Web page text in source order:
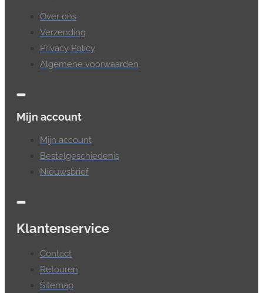
Over ons
Verzending
Privacy Policy
Algemene voorwaarden
Mijn account
Mijn account
Bestelgeschiedenis
Nieuwsbrief
Klantenservice
Contact
Retouren
Sitemap